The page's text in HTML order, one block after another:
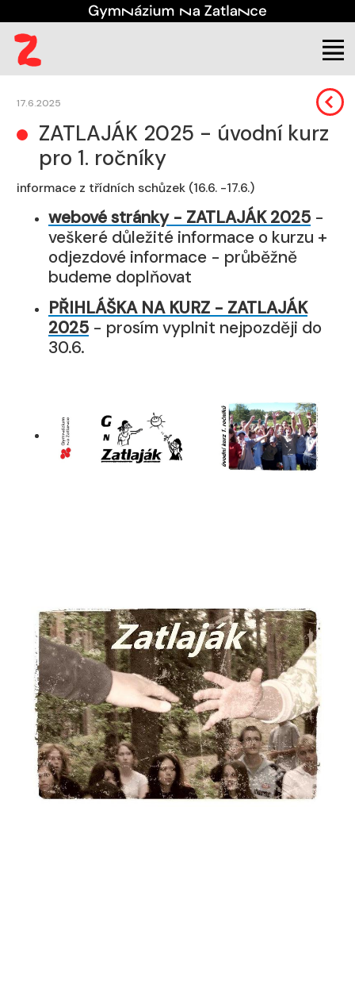
Aktuality
17.6.2025
ZATLAJÁK 2025 - úvodní kurz
pro 1. ročníky
informace z třídních schůzek (16.6. -17.6.)
webové stránky - ZATLAJÁK 2025 -
veškeré důležité informace o kurzu +
odjezdové informace - průběžně
budeme doplňovat
PŘIHLÁŠKA NA KURZ - ZATLAJÁK
2025 - prosím vyplnit nejpozději do
30.6.